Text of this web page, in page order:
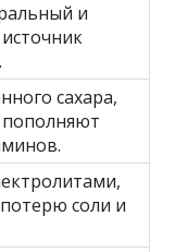
и
сахара,
соли и